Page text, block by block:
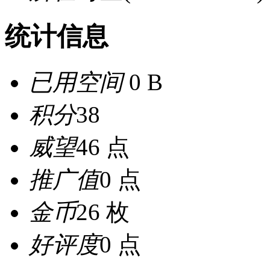
统计信息
已用空间0 B
积分38
威望46 点
推广值0 点
金币26 枚
好评度0 点